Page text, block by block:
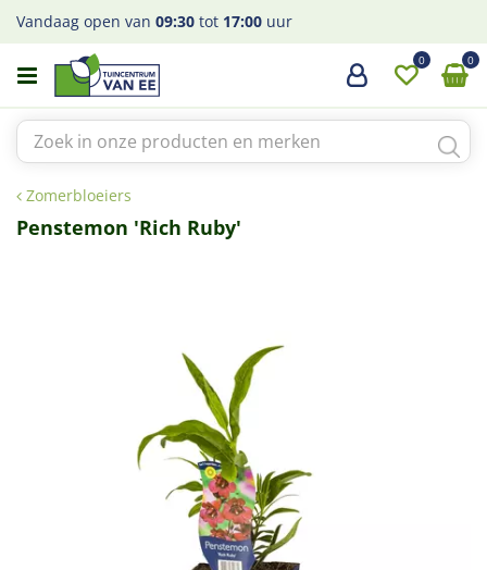
a
Zomerbloeiers
Vandaag open van 09:30 tot 17:00 uur
Penstemon 'Rich Ruby'